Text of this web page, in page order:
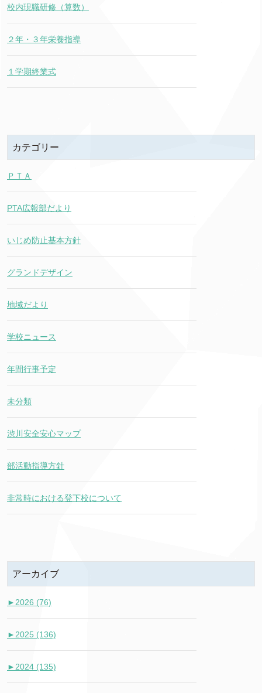
校内現職研修（算数）
２年・３年栄養指導
１学期終業式
カテゴリー
ＰＴＡ
PTA広報部だより
いじめ防止基本方針
グランドデザイン
地域だより
学校ニュース
年間行事予定
未分類
渋川安全安心マップ
部活動指導方針
非常時における登下校について
アーカイブ
► 2026 (76)
► 2025 (136)
► 2024 (135)